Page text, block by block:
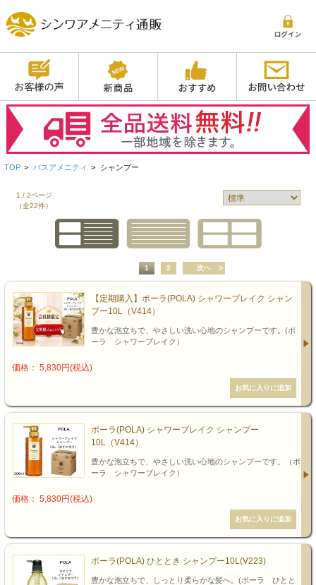
TOP > バスアメニティ > シャンプー
1 / 2ページ
（全22件）
1 2 次へ
【定期購入】ポーラ(POLA) シャワーブレイク シャン
プー10L（V414）
豊かな泡立ちで、やさしい洗い心地のシャンプーです。(ポ
ーラ シャワーブレイク）
価格： 5,830円(税込)
ポーラ(POLA) シャワーブレイク シャンプー
10L（V414）
豊かな泡立ちで、やさしい洗い心地のシャンプーです。（ポ
ーラ シャワーブレイク）
価格： 5,830円(税込)
ポーラ(POLA) ひととき シャンプー10L(V223)
豊かな泡立ちで、しっとり柔らかな髪へ。(ポーラ ひとと